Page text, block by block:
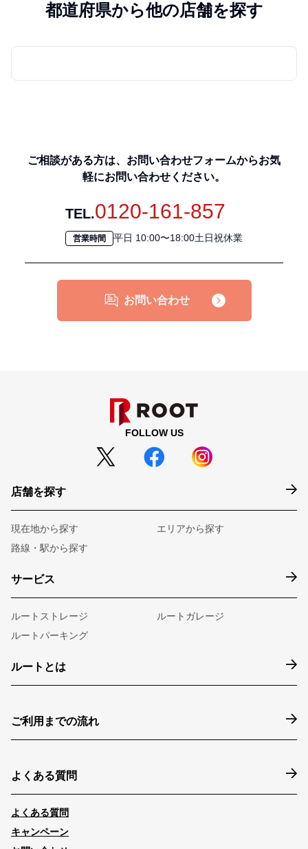
都道府県から他の店舗を探す
ご相談がある方は、お問い合わせフォームからお気
軽にお問い合わせください。
TEL.0120-161-857
営業時間 平日 10:00〜18:00土日祝休業
お問い合わせ
FOLLOW US
店舗を探す
現在地から探す
エリアから探す
路線・駅から探す
サービス
ルートストレージ
ルートガレージ
ルートパーキング
ルートとは
ご利用までの流れ
よくある質問
よくある質問
キャンペーン